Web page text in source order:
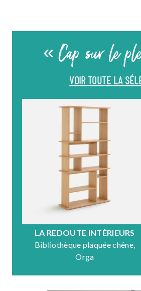
« Cap sur le
VOIR TOUTE LA
LA REDOUTE INTÉRIEURS
Bibliothèque plaquée chêne,
Orga